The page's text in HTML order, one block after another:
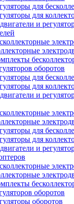
для
для
и
оборотов
для
для
и
для
для
и
оборотов
оборотов